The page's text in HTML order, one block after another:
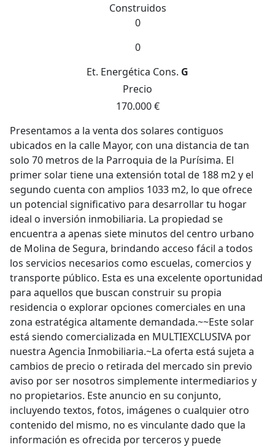
Construidos
0
0
Et. Energética Cons. G
Precio
170.000 €
Presentamos a la venta dos solares contiguos
ubicados en la calle Mayor, con una distancia de tan
solo 70 metros de la Parroquia de la Purísima. El
primer solar tiene una extensión total de 188 m2 y el
segundo cuenta con amplios 1033 m2, lo que ofrece
un potencial significativo para desarrollar tu hogar
ideal o inversión inmobiliaria. La propiedad se
encuentra a apenas siete minutos del centro urbano
de Molina de Segura, brindando acceso fácil a todos
los servicios necesarios como escuelas, comercios y
transporte público. Esta es una excelente oportunidad
para aquellos que buscan construir su propia
residencia o explorar opciones comerciales en una
zona estratégica altamente demandada.~~Este solar
está siendo comercializada en MULTIEXCLUSIVA por
nuestra Agencia Inmobiliaria.~La oferta está sujeta a
cambios de precio o retirada del mercado sin previo
aviso por ser nosotros simplemente intermediarios y
no propietarios. Este anuncio en su conjunto,
incluyendo textos, fotos, imágenes o cualquier otro
contenido del mismo, no es vinculante dado que la
información es ofrecida por terceros y puede